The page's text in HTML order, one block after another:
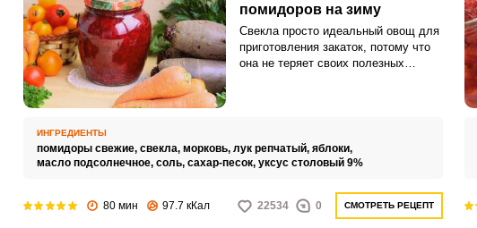
помидоров на зиму
Свекла просто идеальный овощ для
приготовления закаток, потому что
она не теряет своих полезных
зимнее меню.
ИНГРЕДИЕНТЫ
помидоры свежие, свекла, морковь, лук репчатый, яблоки,
масло подсолнечное, соль, сахар-песок, уксус столовый 9%
80 мин 97.7 кКал 22534 0 СМОТРЕТЬ РЕЦЕПТ